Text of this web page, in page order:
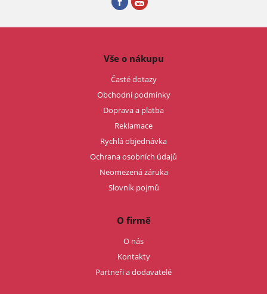
Vše o nákupu
Časté dotazy
Obchodní podmínky
Doprava a platba
Reklamace
Rychlá objednávka
Ochrana osobních údajů
Neomezená záruka
Slovník pojmů
O firmě
O nás
Kontakty
Partneři a dodavatelé